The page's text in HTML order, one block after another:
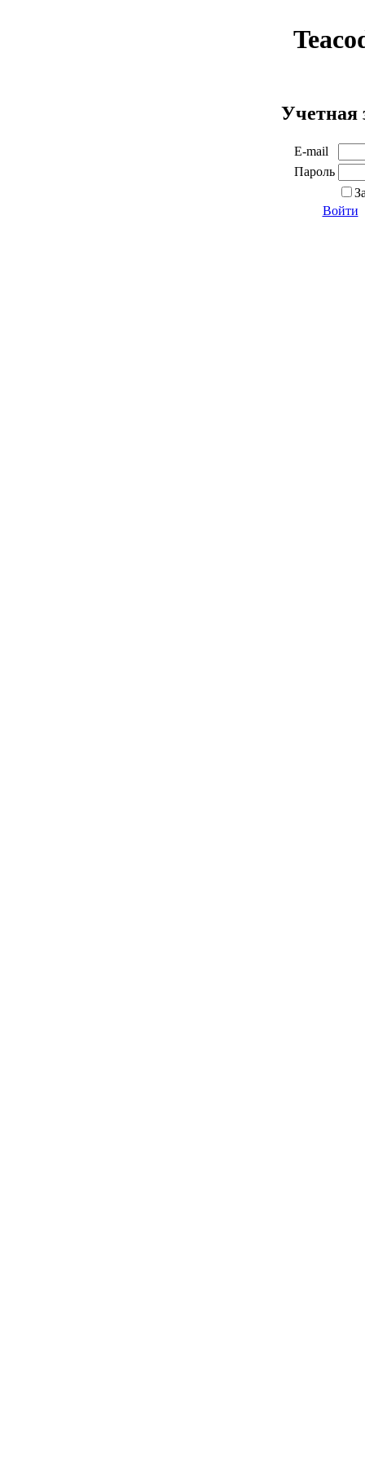
Учетная
E-mail
Пароль
Войти